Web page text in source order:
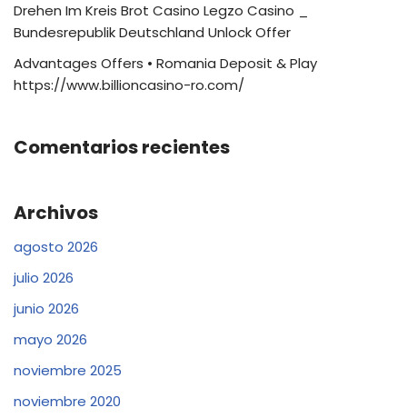
Drehen Im Kreis Brot Casino Legzo Casino _
Bundesrepublik Deutschland Unlock Offer
Advantages Offers • Romania Deposit & Play
https://www.billioncasino-ro.com/
Comentarios recientes
Archivos
agosto 2026
julio 2026
junio 2026
mayo 2026
noviembre 2025
noviembre 2020